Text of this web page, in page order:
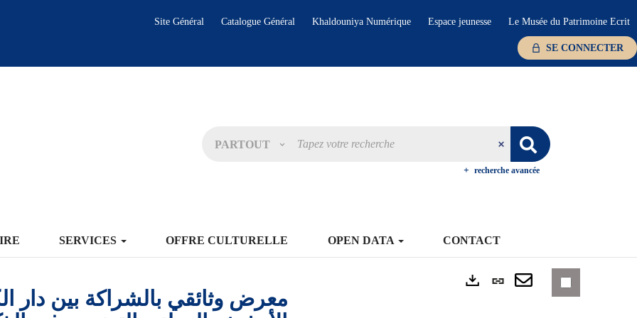
Site Général Catalogue Général Khaldouniya Numérique Espace jeunesse Le Musée du Patrimoine Ecrit
SE CONNECTER
PARTOUT
recherche avancée
SERVICES OFFRE CULTURELLE OPEN DATA CONTACT
معرض وثائقي بالشراكة بين دار
Lien